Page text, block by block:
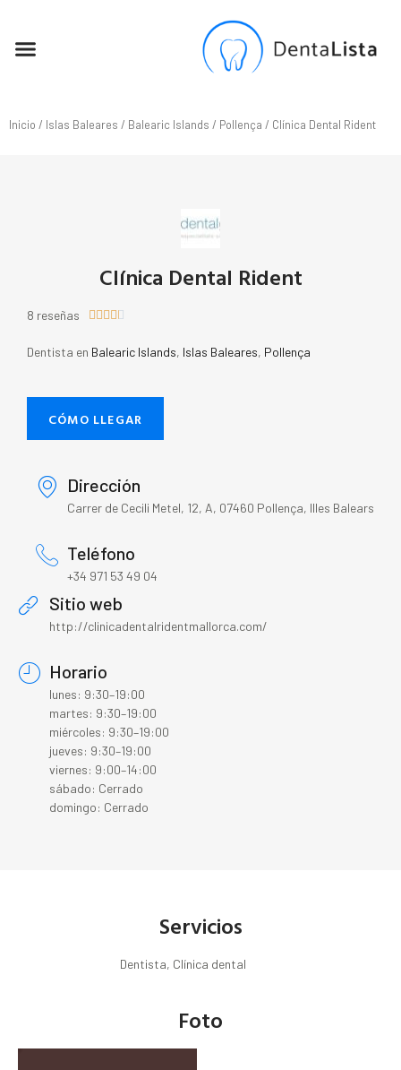
Inicio / Islas Baleares / Balearic Islands / Pollença / Clínica Dental Rident
Clínica Dental Rident
8 reseñas     
Dentista en Balearic Islands, Islas Baleares, Pollença
CÓMO LLEGAR
Dirección
Carrer de Cecili Metel, 12, A, 07460 Pollença, Illes Balears
Teléfono
+34 971 53 49 04
Sitio web
http://clinicadentalridentmallorca.com/
Horario
lunes: 9:30–19:00
martes: 9:30–19:00
miércoles: 9:30–19:00
jueves: 9:30–19:00
viernes: 9:00–14:00
sábado: Cerrado
domingo: Cerrado
Servicios
Dentista, Clínica dental
Foto